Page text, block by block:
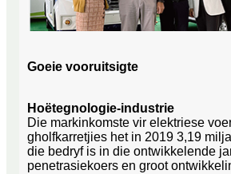
Goeie vooruitsigte
Hoëtegnologie-industrie
Die markinkomste vir elektriese
gholfkarretjies het in 2019 3,19
die bedryf is in die ontwikkelende
penetrasiekoers en groot